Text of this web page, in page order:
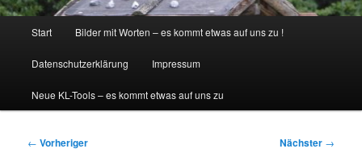
Start Bilder mit Worten – es kommt etwas auf uns zu !
Datenschutzerklärung Impressum
Neue KL-Tools – es kommt etwas auf uns zu
Beitragsnavigation
← Vorheriger Nächster →